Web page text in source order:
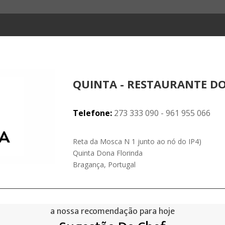
QUINTA - RESTAURANTE
Telefone: 273 333 090 - 961 955 066
Reta da Mosca N 1 junto ao nó do IP4)
Quinta Dona Florinda
Bragança, Portugal
a nossa recomendação para hoje